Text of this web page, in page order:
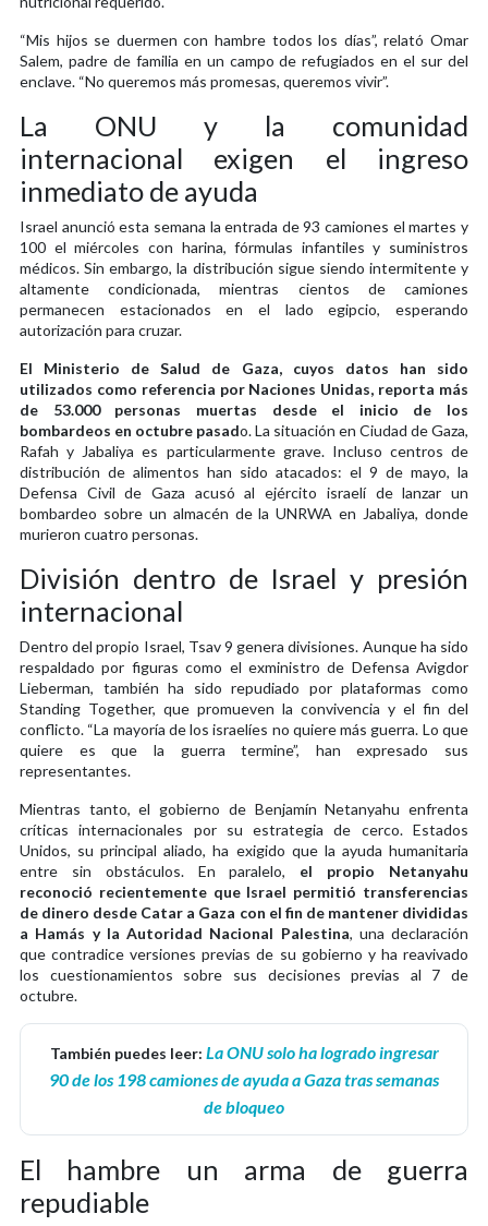
“Mis hijos se duermen con hambre todos los días”, relató Omar
Salem, padre de familia en un campo de refugiados en el sur del
enclave. “No queremos más promesas, queremos vivir”.
La ONU y la comunidad
internacional exigen el ingreso
inmediato de ayuda
Israel anunció esta semana la entrada de 93 camiones el martes y
100 el miércoles con harina, fórmulas infantiles y suministros
médicos. Sin embargo, la distribución sigue siendo intermitente y
altamente condicionada, mientras cientos de camiones
permanecen estacionados en el lado egipcio, esperando
autorización para cruzar.
El Ministerio de Salud de Gaza, cuyos datos han sido
utilizados como referencia por Naciones Unidas, reporta más
de 53.000 personas muertas desde el inicio de los
bombardeos en octubre pasado. La situación en Ciudad de Gaza,
Rafah y Jabaliya es particularmente grave. Incluso centros de
distribución de alimentos han sido atacados: el 9 de mayo, la
Defensa Civil de Gaza acusó al ejército israelí de lanzar un
bombardeo sobre un almacén de la UNRWA en Jabaliya, donde
murieron cuatro personas.
División dentro de Israel y presión
internacional
Dentro del propio Israel, Tsav 9 genera divisiones. Aunque ha sido
respaldado por figuras como el exministro de Defensa Avigdor
Lieberman, también ha sido repudiado por plataformas como
Standing Together, que promueven la convivencia y el fin del
conflicto. “La mayoría de los israelíes no quiere más guerra. Lo que
quiere es que la guerra termine”, han expresado sus
representantes.
Mientras tanto, el gobierno de Benjamín Netanyahu enfrenta
críticas internacionales por su estrategia de cerco. Estados
Unidos, su principal aliado, ha exigido que la ayuda humanitaria
entre sin obstáculos. En paralelo, el propio Netanyahu
reconoció recientemente que Israel permitió transferencias
de dinero desde Catar a Gaza con el fin de mantener divididas
a Hamás y la Autoridad Nacional Palestina, una declaración
que contradice versiones previas de su gobierno y ha reavivado
los cuestionamientos sobre sus decisiones previas al 7 de
octubre.
También puedes leer: La ONU solo ha logrado ingresar
90 de los 198 camiones de ayuda a Gaza tras semanas
de bloqueo
El hambre un arma de guerra
repudiable